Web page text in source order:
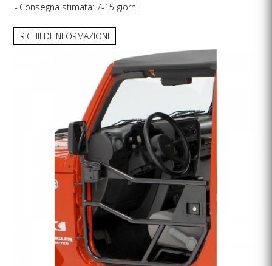
Consegna stimata: 7-15 giorni
RICHIEDI INFORMAZIONI